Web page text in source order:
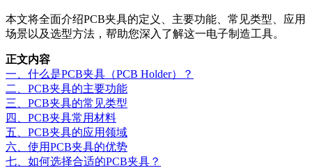
本文将全面介绍PCB夹具的定义、主要功能、常见类型、应用
场景以及选型方法，帮助您深入了解这一电子制造工具。
正文内容
一、什么是PCB夹具（PCB Holder）？
二、PCB夹具的主要功能
三、PCB夹具的常见类型
四、PCB夹具常用材料
五、PCB夹具的应用领域
六、使用PCB夹具的优势
七、如何选择合适的PCB夹具？